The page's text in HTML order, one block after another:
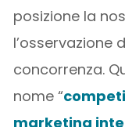
posizione la
l’osservazione
concorrenza.
nome “
marketing